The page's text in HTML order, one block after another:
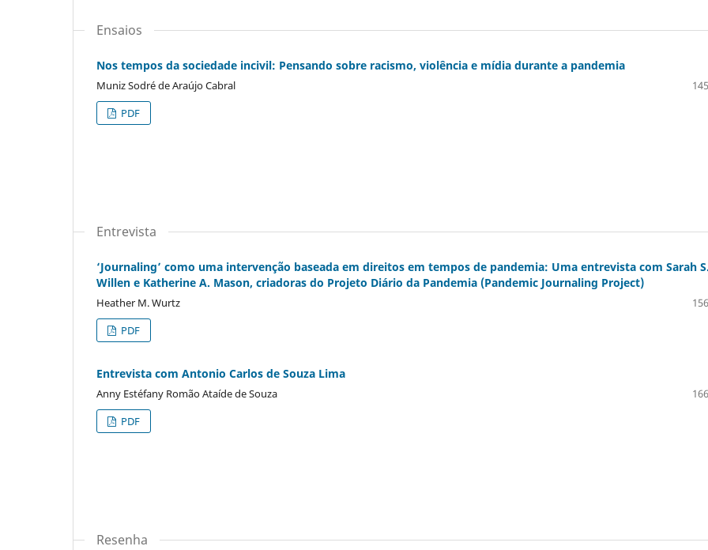
Ensaios
Nos tempos da sociedade incivil: Pensando sobre racismo, violência e mídia durante a pandemia
Muniz Sodré de Araújo Cabral
PDF
Entrevista
‘Journaling’ como uma intervenção baseada em direitos em tempos de pandemia: Uma entrevista com Sarah S.
Willen e Katherine A. Mason, criadoras do Projeto Diário da Pandemia (Pandemic Journaling Project)
Heather M. Wurtz
PDF
Entrevista com Antonio Carlos de Souza Lima
Anny Estéfany Romão Ataíde de Souza
PDF
Resenha